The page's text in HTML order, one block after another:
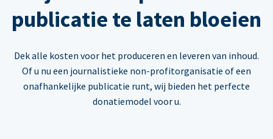
publicatie te laten bloeien
Dek alle kosten voor het produceren en leveren van inhoud.
Of u nu een journalistieke non-profitorganisatie of een
onafhankelijke publicatie runt, wij bieden het perfecte
donatiemodel voor u.